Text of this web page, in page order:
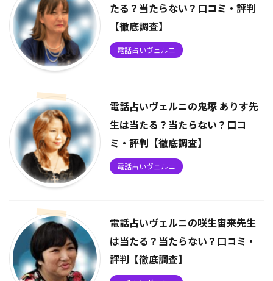
たる？当たらない？口コミ・評判
【徹底調査】
電話占いヴェルニ
電話占いヴェルニの鬼塚 ありす先
生は当たる？当たらない？口コ
ミ・評判【徹底調査】
電話占いヴェルニ
電話占いヴェルニの咲生宙来先生
は当たる？当たらない？口コミ・
評判【徹底調査】